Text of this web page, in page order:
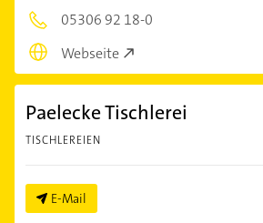
05306 92 18-0
Webseite
Paelecke Tischlerei
TISCHLEREIEN
E-Mail